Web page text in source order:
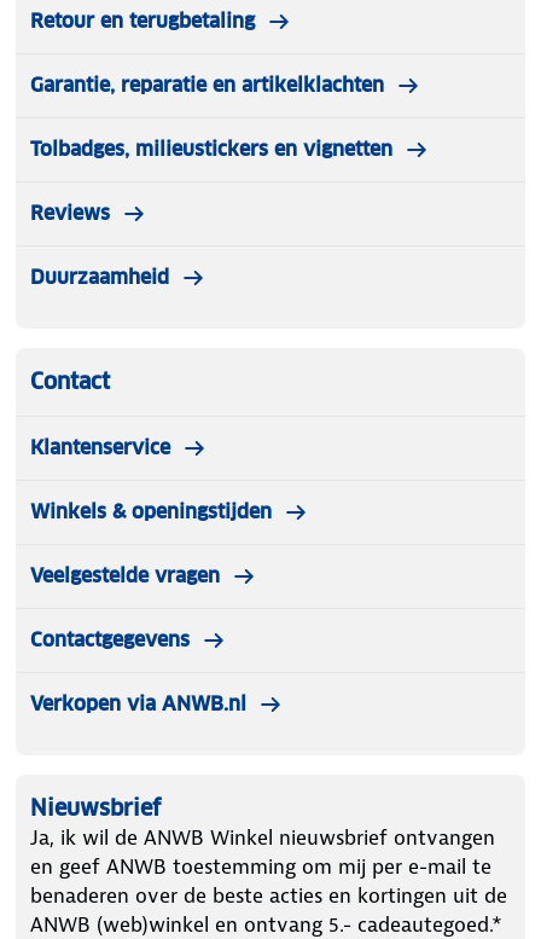
Retour en terugbetaling
Garantie, reparatie en artikelklachten
Tolbadges, milieustickers en vignetten
Reviews
Duurzaamheid
Contact
Klantenservice
Winkels & openingstijden
Veelgestelde vragen
Contactgegevens
Verkopen via ANWB.nl
Nieuwsbrief
Ja, ik wil de ANWB Winkel nieuwsbrief ontvangen
en geef ANWB toestemming om mij per e-mail te
benaderen over de beste acties en kortingen uit de
ANWB (web)winkel en ontvang 5.- cadeautegoed.*